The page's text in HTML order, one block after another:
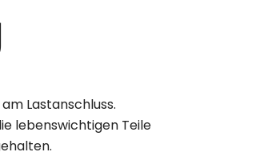
Lastanschluss.
lebenswichtigen Teile